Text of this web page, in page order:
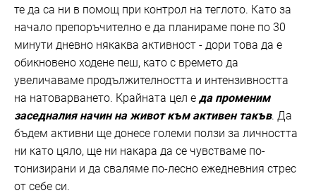
те да са ни в помощ при контрол на теглото. Като за
начало препоръчително е да планираме поне по 30
минути дневно някаква активност - дори това да е
обикновено ходене пеш, като с времето да
увеличаваме продължителността и интензивността
на натоварването. Крайната цел е да променим
заседналия начин на живот към активен такъв. Да
бъдем активни ще донесе големи ползи за личността
ни като цяло, ще ни накара да се чувстваме по-
тонизирани и да сваляме по-лесно ежедневния стрес
от себе си.